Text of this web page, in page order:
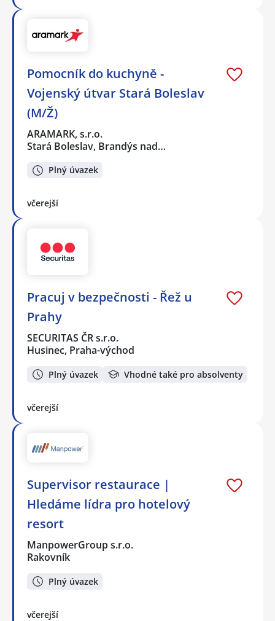
Pomocník do kuchyně -
Vojenský útvar Stará Boleslav
(M/Ž)
ARAMARK, s.r.o.
Stará Boleslav, Brandýs nad…
Plný úvazek
včerejší
Pracuj v bezpečnosti - Řež u
Prahy
SECURITAS ČR s.r.o.
Husinec, Praha-východ
Plný úvazek Vhodné také pro absolventy
včerejší
Supervisor restaurace |
Hledáme lídra pro hotelový
resort
ManpowerGroup s.r.o.
Rakovník
Plný úvazek
včerejší